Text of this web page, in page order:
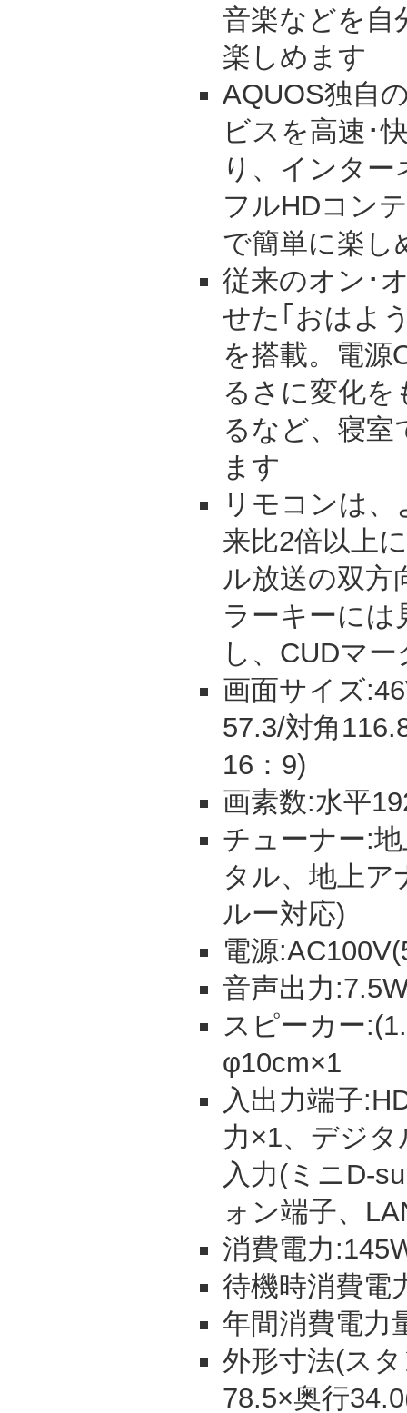
音楽などを自
楽しめます
AQUOS独自
ビスを高速･
り、インタ
フルHDコン
で簡単に楽し
従来のオン･
せた｢おはよ
を搭載。電源
るさに変化を
るなど、寝室
ます
リモコンは
来比2倍以上
ル放送の双方
ラーキーには
し、CUDマ
画面サイズ
57.3/対角
16：9)
画素数:水平
チューナー:
タル、地上ア
ルー対応)
電源
音声出力
スピーカー
φ10cm×1
入出力端子
力×1、デジ
入力(ミニD-
ォン端子、
消費電力
待機時消費電
年間消費電力
外形寸法(ス
78.5×奥行